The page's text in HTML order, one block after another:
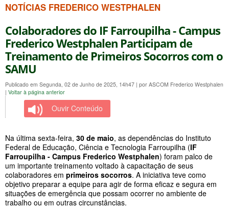
NOTÍCIAS FREDERICO WESTPHALEN
Colaboradores do IF Farroupilha - Campus
Frederico Westphalen Participam de
Treinamento de Primeiros Socorros com o
SAMU
Publicado em Segunda, 02 de Junho de 2025, 14h47 | por ASCOM Frederico Westphalen
| Voltar à página anterior
Ouvir Conteúdo
Na última sexta-feira, 30 de maio, as dependências do Instituto
Federal de Educação, Ciência e Tecnologia Farroupilha (IF
Farroupilha - Campus Frederico Westphalen) foram palco de
um importante treinamento voltado à capacitação de seus
colaboradores em primeiros socorros. A iniciativa teve como
objetivo preparar a equipe para agir de forma eficaz e segura em
situações de emergência que possam ocorrer no ambiente de
trabalho ou em outras circunstâncias.